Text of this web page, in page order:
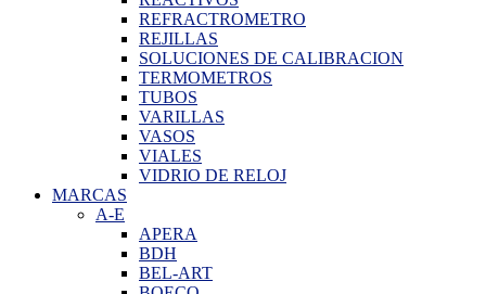
REFRACTROMETRO
REJILLAS
SOLUCIONES DE CALIBRACION
TERMOMETROS
TUBOS
VARILLAS
VASOS
VIALES
VIDRIO DE RELOJ
MARCAS
A-E
APERA
BDH
BEL-ART